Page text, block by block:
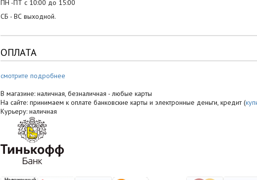
ПН -ПТ с 10:00 до 15:00
СБ - ВС выходной.
ОПЛАТА
смотрите подробнее
В магазине: наличная, безналичная - любые карты
На сайте: принимаем к оплате банковские карты и электронные деньги, кредит (
Курьеру: наличная